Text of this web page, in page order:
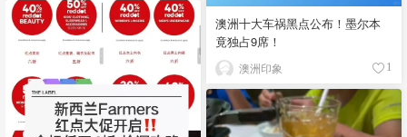
澳洲十大车祸黑点公布！墨尔本
竟独占9席！
澳洲印象 1